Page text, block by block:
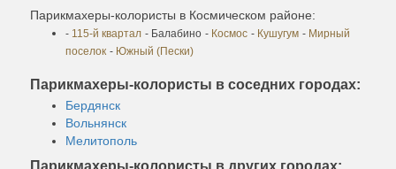
Парикмахеры-колористы в Космическом районе:
- 115-й квартал - Балабино - Космос - Кушугум - Мирный
поселок - Южный (Пески)
Парикмахеры-колористы в соседних городах:
Бердянск
Вольнянск
Мелитополь
Парикмахеры-колористы в других городах: